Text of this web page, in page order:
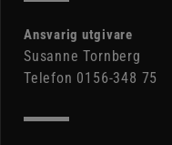
Ansvarig utgivare
Susanne Tornberg
Telefon 0156-348 75